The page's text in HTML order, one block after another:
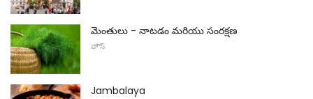
మెంతులు - నాటడం మరియు సంరక్షణ
హౌస్
Jambalaya